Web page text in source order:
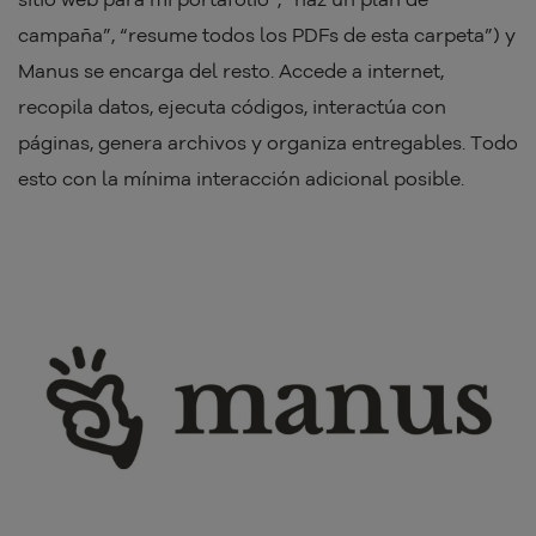
campaña”, “resume todos los PDFs de esta carpeta”) y
Manus se encarga del resto. Accede a internet,
recopila datos, ejecuta códigos, interactúa con
páginas, genera archivos y organiza entregables. Todo
esto con la mínima interacción adicional posible.